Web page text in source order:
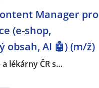
Manager pro
(e-shop,
obsah, AI 🤖) (m/ž)
lékárny ČR s…